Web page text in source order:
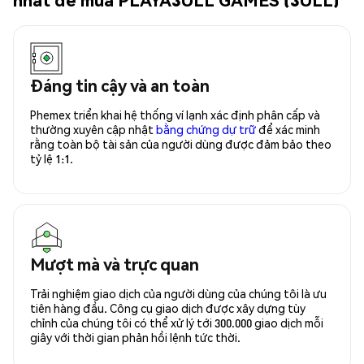
Đáng tin cậy và an toàn
Phemex triển khai hệ thống ví lạnh xác định phân cấp và
thường xuyên cập nhật bằng chứng dự trữđể xác minh
rằng toàn bộ tài sản của người dùng được đảm bảo theo
tỷ lệ 1:1.
Mượt mà và trực quan
Trải nghiệm giao dịch của người dùng của chúng tôi là ưu
tiên hàng đầu. Công cụ giao dịch được xây dựng tùy
chỉnh của chúng tôi có thể xử lý tới 300.000 giao dịch mỗi
giây với thời gian phản hồi lệnh tức thời.